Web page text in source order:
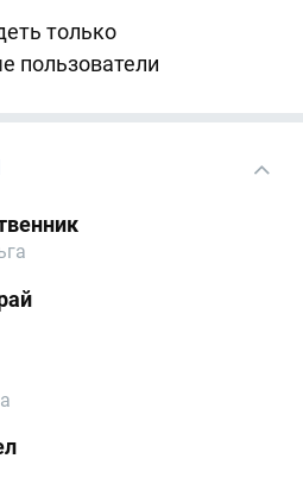
только
пользователи